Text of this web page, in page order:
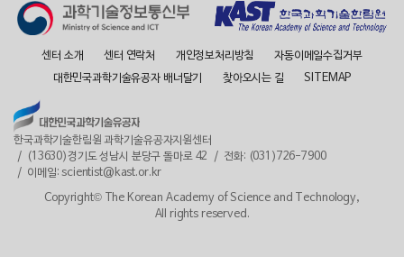
센터 소개 센터 연락처 개인정보처리방침
자동이메일수집거부
대한민국과학기술유공자 배너달기
찾아오시는 길 SITEMAP
한국과학기술한림원 과학기술유공자지원센터
(13630)경기도 성남시 분당구 돌마로 42
전화: (031)726-7900
이메일: scientist@kast.or.kr
Copyright© The Korean Academy of Science and Technology,
All rights reserved.